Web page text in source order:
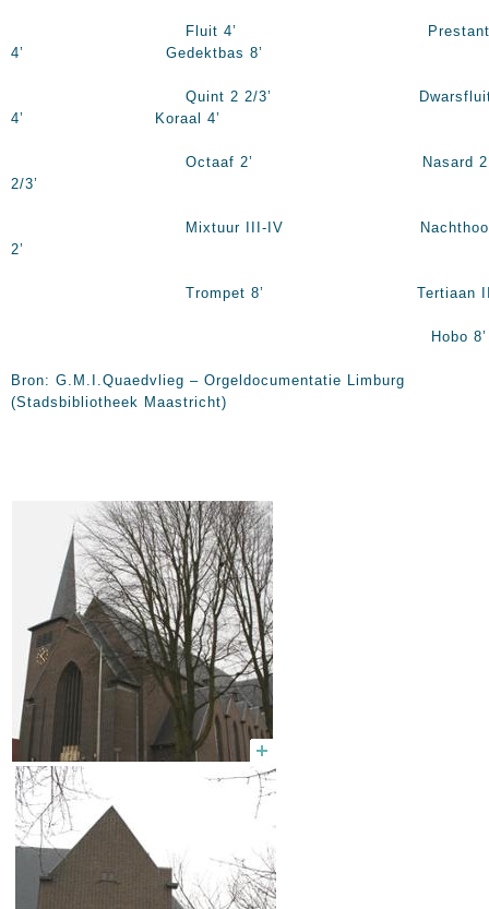
Fluit 4’ Prestant
4’ Gedektbas 8’
Quint 2 2/3’
4’ Koraal 4’
Octaaf 2’ Nasard 2
2/3’
Mixtuur III-IV
2’
Trompet 8’ Tertiaan
Hobo 8’
Bron: G.M.I.Quaedvlieg – Orgeldocumentatie Limburg
(Stadsbibliotheek Maastricht)